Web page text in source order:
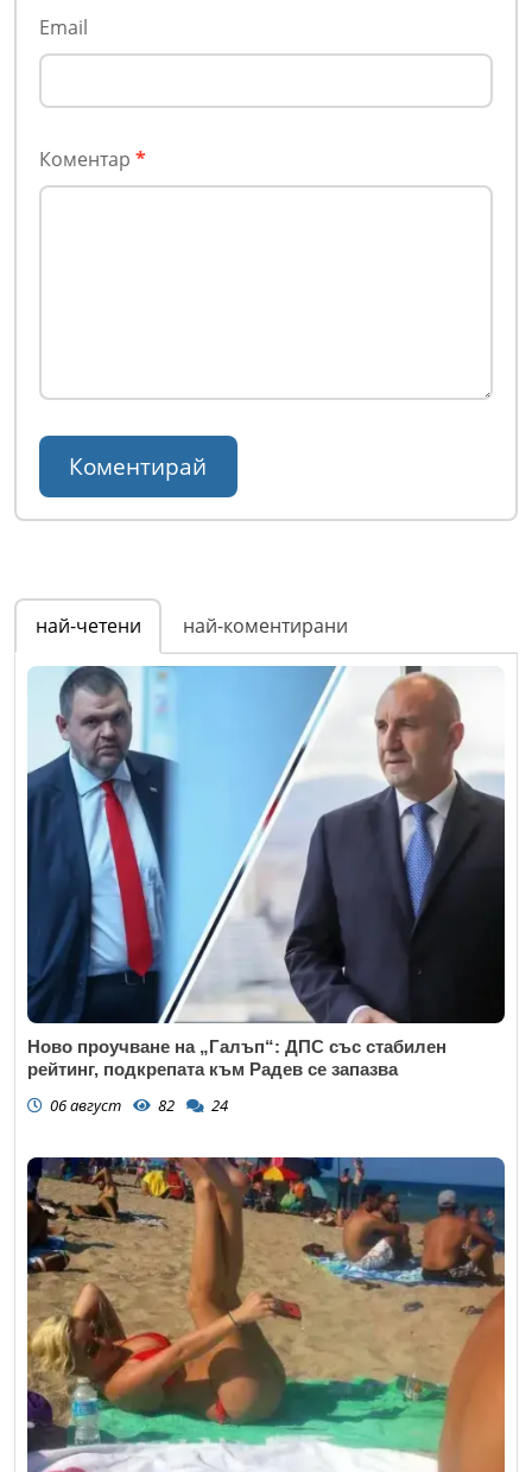
Email
Коментар *
най-четени най-коментирани
Ново проучване на „Галъп“: ДПС със стабилен
рейтинг, подкрепата към Радев се запазва
06 август 82 24